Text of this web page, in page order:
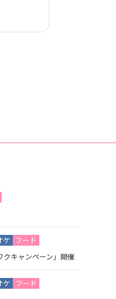
ケ
フード
クキャンペーン」開催
ケ
フード